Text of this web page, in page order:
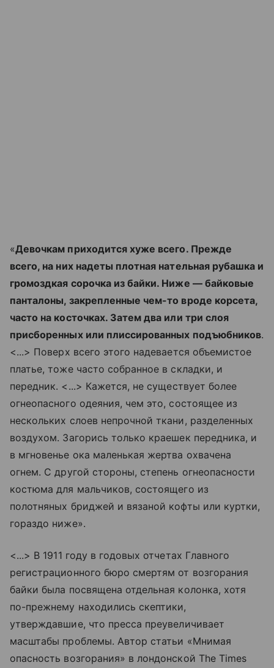
«Девочкам приходится хуже всего. Прежде
всего, на них надеты плотная нательная рубашка и
громоздкая сорочка из байки. Ниже — байковые
панталоны, закрепленные чем-то вроде корсета,
часто на косточках. Затем два или три слоя
присборенных или плиссированных подъюбников.
<...> Поверх всего этого надевается объемистое
платье, тоже часто собранное в складки, и
передник. <...> Кажется, не существует более
огнеопасного одеяния, чем это, состоящее из
нескольких слоев непрочной ткани, разделенных
воздухом. Загорись только краешек передника, и
в мгновенье ока маленькая жертва охвачена
огнем. С другой стороны, степень огнеопасности
костюма для мальчиков, состоящего из
полотняных бриджей и вязаной кофты или куртки,
гораздо ниже».
<...> В 1911 году в годовых отчетах Главного
регистрационного бюро смертям от возгорания
байки была посвящена отдельная колонка, хотя
по-прежнему находились скептики,
утверждавшие, что пресса преувеличивает
масштабы проблемы. Автор статьи «Мнимая
опасность возгорания» в лондонской The Times